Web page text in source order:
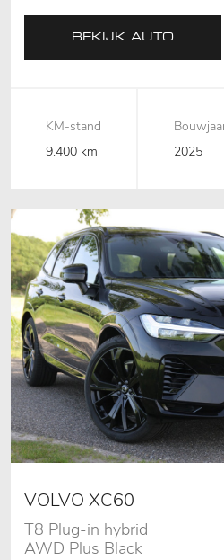
BEKIJK AUTO
KM-stand
9.400 km
2025
VOLVO XC60
T8 Plug-in hybrid
AWD Plus Black